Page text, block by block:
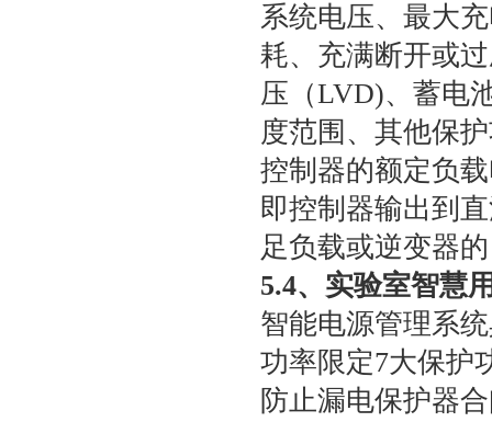
系统电压、最大
耗、充满断开或
压（LVD)、蓄电
度范围、其他保
控制器的额定负
即控制器输出到
足负载或逆变器
5.4、 实验室智慧
智能电源管理系
功率限定7大保护
防止漏电保护器